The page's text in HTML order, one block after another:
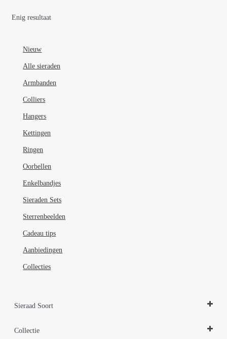
Enig resultaat
Nieuw
Alle sieraden
Armbanden
Colliers
Hangers
Kettingen
Ringen
Oorbellen
Enkelbandjes
Sieraden Sets
Sterrenbeelden
Cadeau tips
Aanbiedingen
Collecties
Sieraad Soort
Collectie